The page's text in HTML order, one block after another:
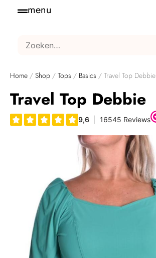
menu
Home / Shop / Tops / Basics / Travel Top Debbie
Travel Top Debbie